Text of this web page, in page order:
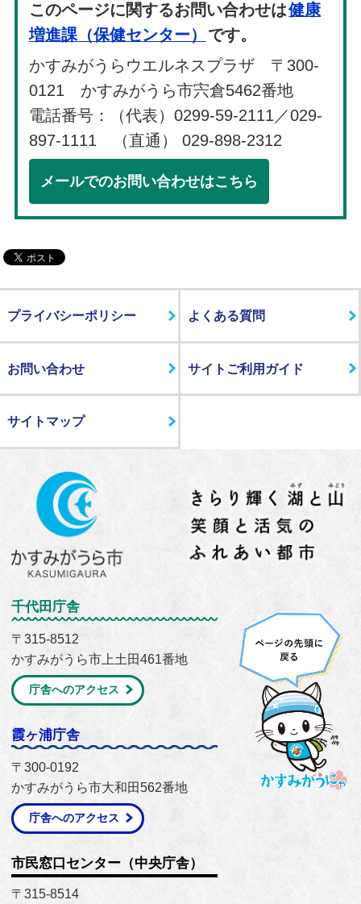
このページに関するお問い合わせは健康
増進課（保健センター）
です。
かすみがうらウエルネスプラザ 〒300-
0121 かすみがうら市宍倉5462番地
電話番号：（代表）0299-59-2111／029-
897-1111 （直通） 029-898-2312
メールでのお問い合わせはこちら
プライバシーポリシー よくある質問
お問い合わせ サイトご利用ガイド
サイトマップ
千代田庁舎
〒315-8512
かすみがうら市上土田461番地
庁舎へのアクセス
霞ヶ浦庁舎
〒300-0192
かすみがうら市大和田562番地
庁舎へのアクセス
市民窓口センター（中央庁舎）
〒315-8514